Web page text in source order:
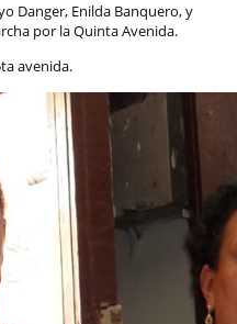
Danger, Enilda Banquero, y
por la Quinta Avenida.
avenida.